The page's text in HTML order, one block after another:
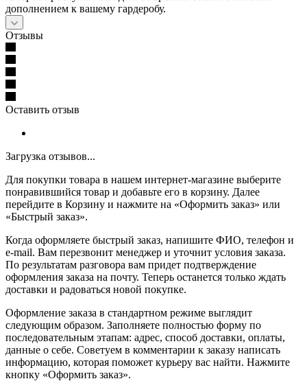
дополнением к вашему гардеробу.
Отзывы
Оставить отзыв
Загрузка отзывов...
Для покупки товара в нашем интернет-магазине выберите
понравившийся товар и добавьте его в корзину. Далее
перейдите в Корзину и нажмите на «Оформить заказ» или
«Быстрый заказ».
Когда оформляете быстрый заказ, напишите ФИО, телефон и
e-mail. Вам перезвонит менеджер и уточнит условия заказа.
По результатам разговора вам придет подтверждение
оформления заказа на почту. Теперь останется только ждать
доставки и радоваться новой покупке.
Оформление заказа в стандартном режиме выглядит
следующим образом. Заполняете полностью форму по
последовательным этапам: адрес, способ доставки, оплаты,
данные о себе. Советуем в комментарии к заказу написать
информацию, которая поможет курьеру вас найти. Нажмите
кнопку «Оформить заказ».